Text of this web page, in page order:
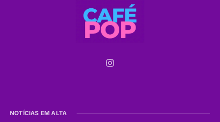
NOTÍCIAS EM ALTA